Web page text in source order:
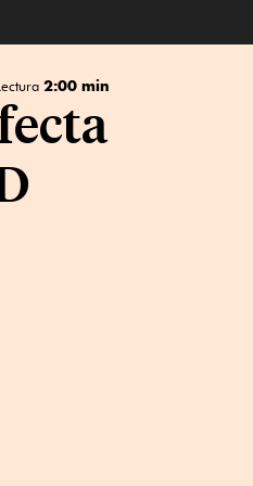
2:00 min